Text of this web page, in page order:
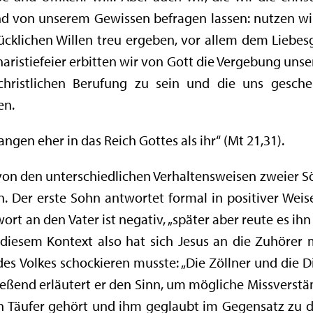
von unserem Gewissen befragen lassen: nutzen
Willen treu ergeben, vor allem dem
erbitten wir von Gott die Vergebung
Berufung zu sein und die uns
eher in das Reich Gottes als ihr“ (Mt 21,31).
den unterschiedlichen Verhaltensweisen zweier
Der erste Sohn antwortet formal in positiver
an den Vater ist negativ, „später aber reute es
Kontext also hat sich Jesus an die
Volkes schockieren musste: „Die Zöllner und die
erläutert er den Sinn, um mögliche
gehört und ihm geglaubt im Gegensatz zu